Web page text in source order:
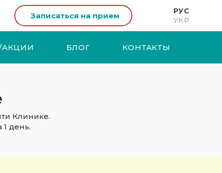
Записаться на прием
РУС
УКР
БЛОГ КОНТАКТЫ
Клинике.
день.